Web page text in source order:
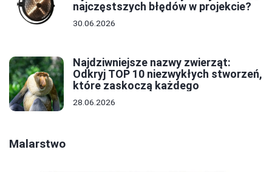
najczęstszych błędów w projekcie?
30.06.2026
Najdziwniejsze nazwy zwierząt:
Odkryj TOP 10 niezwykłych stworzeń,
które zaskoczą każdego
28.06.2026
Malarstwo